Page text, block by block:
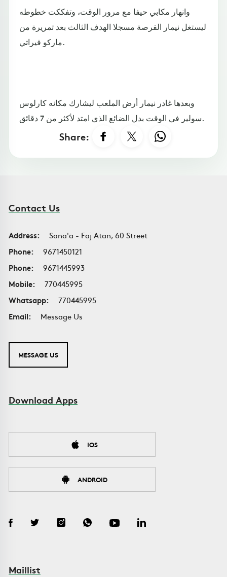
وانهار مكابي حيفا مع مرور الوقت، وتفككت خطوطه
ليستغل نيمار الفرصة مسجلا الهدف الثالث بعد تمريرة من
ماركو فيراتي.
وبعدها غادر نيمار أرض الملعب ليشارك مكانه كارلوس
سولير في الوقت بدل الضائع الذي امتد لأكثر من 7 دقائق.
Share:
Contact Us
Address:
Sana'a - Faj Atan, 60 Street
Phone:
9671450121
Phone:
9671445993
Mobile:
770445995
Whatsapp:
770445995
Email:
Message Us
MESSAGE US
Download Apps
IOS
ANDROID
Maillist